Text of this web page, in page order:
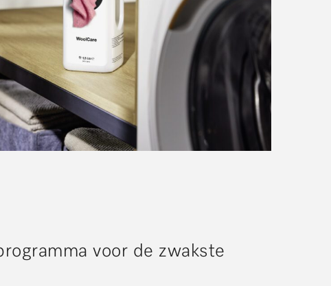
voor de zwakste